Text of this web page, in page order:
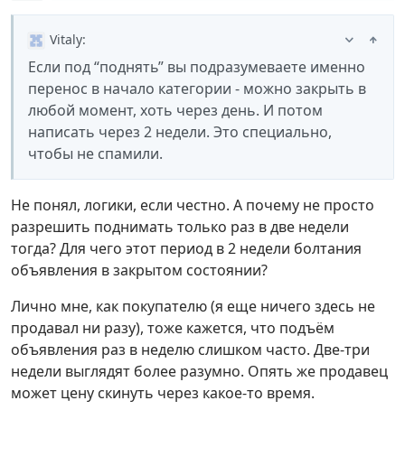
Vitaly:
Если под “поднять” вы подразумеваете именно
перенос в начало категории - можно закрыть в
любой момент, хоть через день. И потом
написать через 2 недели. Это специально,
чтобы не спамили.
Не понял, логики, если честно. А почему не просто
разрешить поднимать только раз в две недели
тогда? Для чего этот период в 2 недели болтания
объявления в закрытом состоянии?
Лично мне, как покупателю (я еще ничего здесь не
продавал ни разу), тоже кажется, что подъём
объявления раз в неделю слишком часто. Две-три
недели выглядят более разумно. Опять же продавец
может цену скинуть через какое-то время.